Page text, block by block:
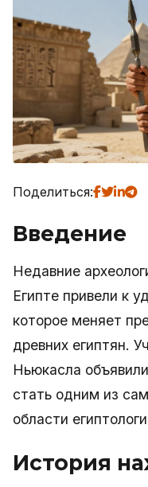
Поделиться:
Введение
Недавние
Египте привели к
которое меняет
древних египтян.
Ньюкасла
стать одним из
области
История